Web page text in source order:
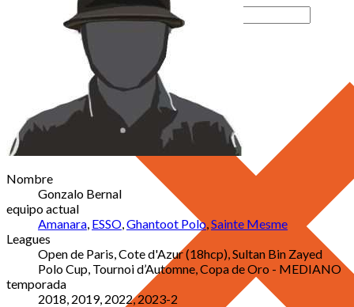
Nombre
Gonzalo Bernal
equipo actual
Amanara ESSO Ghantoot Polo Sainte Mesme
Leagues
Open de Paris, Cote d'Azur (18hcp), Sultan Bin Zayed
Polo Cup, Tournoi d’Automne, Copa de Oro - MEDIANO
temporada
2018, 2019, 2022, 2023-2